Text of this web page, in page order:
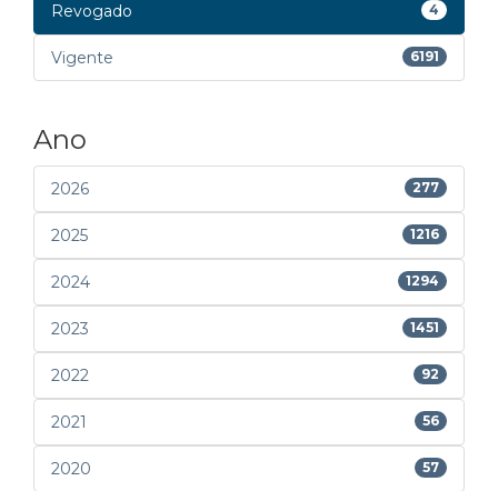
Revogado 4
Vigente 6191
Ano
2026 277
2025 1216
2024 1294
2023 1451
2022 92
2021 56
2020 57